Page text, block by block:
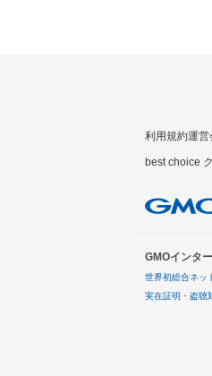
利用規約運営
best choice
GMOインタ
世界初総合ネッ
実在証明・盗聴